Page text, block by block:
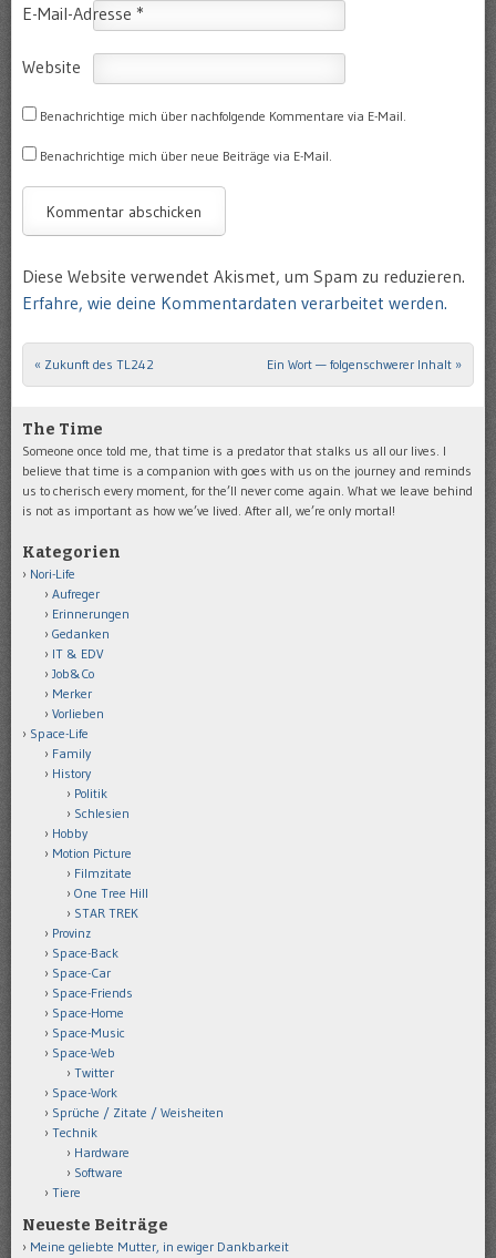
E-Mail-Adresse *
Website
Benachrichtige mich über nachfolgende Kommentare via E-Mail.
Benachrichtige mich über neue Beiträge via E-Mail.
Diese Website verwendet Akismet, um Spam zu reduzieren.
Erfahre, wie deine Kommentardaten verarbeitet werden.
Post navigation
« Zukunft des TL242 Ein Wort — folgenschwerer Inhalt »
The Time
Someone once told me, that time is a predator that stalks us all our lives. I
believe that time is a companion with goes with us on the journey and reminds
us to cherisch every moment, for the’ll never come again. What we leave behind
is not as important as how we’ve lived. After all, we’re only mortal!
Kategorien
Nori-Life
Aufreger
Erinnerungen
Gedanken
IT & EDV
Job&Co
Merker
Vorlieben
Space-Life
Family
History
Politik
Schlesien
Hobby
Motion Picture
Filmzitate
One Tree Hill
STAR TREK
Provinz
Space-Back
Space-Car
Space-Friends
Space-Home
Space-Music
Space-Web
Twitter
Space-Work
Sprüche / Zitate / Weisheiten
Technik
Hardware
Software
Tiere
Neueste Beiträge
Meine geliebte Mutter, in ewiger Dankbarkeit